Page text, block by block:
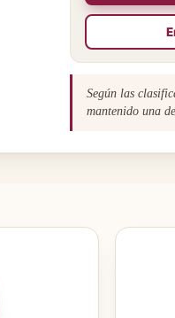
Según las
mantenido una